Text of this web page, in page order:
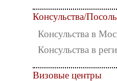
Консульства/
Консульства в
Консульства в
Визовые центры